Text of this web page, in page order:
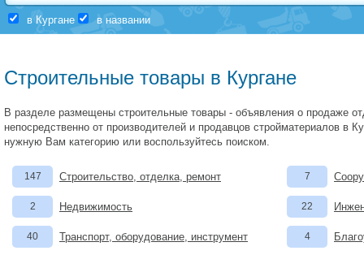
в Кургане в названии
Строительные товары в Кургане
В разделе размещены строительные товары - объявления о продаже
непосредственно от производителей и продавцов стройматериалов в
нужную Вам категорию или воспользуйтесь поиском.
147 Строительство, отделка, ремонт
2 Недвижимость
40 Транспорт, оборудование, инструмент
7
22
4